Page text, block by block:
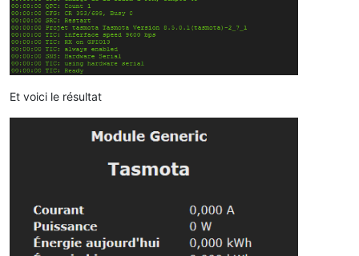
Et voici le résultat